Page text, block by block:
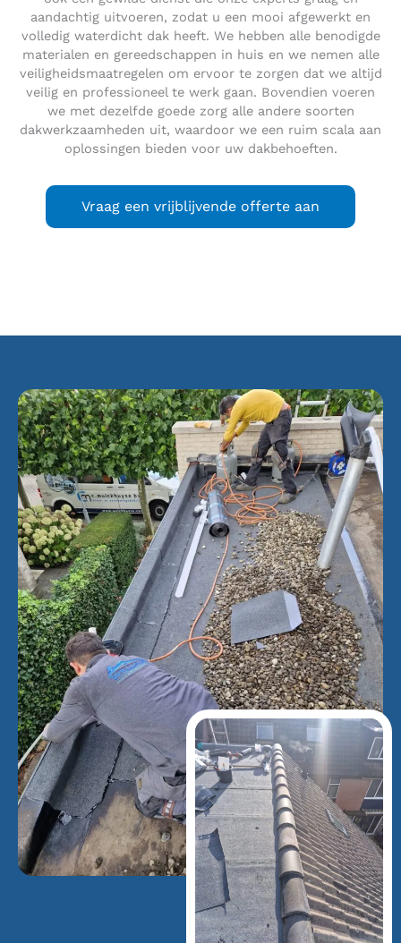
aandachtig uitvoeren, zodat u een mooi afgewerkt en
volledig waterdicht dak heeft. We hebben alle benodigde
materialen en gereedschappen in huis en we nemen alle
veiligheidsmaatregelen om ervoor te zorgen dat we altijd
veilig en professioneel te werk gaan. Bovendien voeren
we met dezelfde goede zorg alle andere soorten
dakwerkzaamheden uit, waardoor we een ruim scala aan
oplossingen bieden voor uw dakbehoeften.
Vraag een vrijblijvende offerte aan